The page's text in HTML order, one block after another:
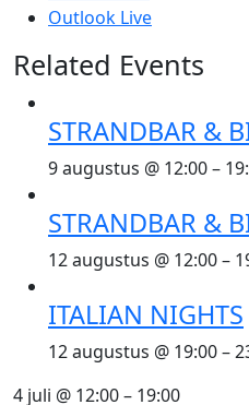
Outlook Live
Related Events
STRANDBAR &
9 augustus @ 12:00–
STRANDBAR &
12 augustus @ 12:00–
ITALIAN NIGHTS
12 augustus @ 19:00–
4 juli @ 12:00– 19:00